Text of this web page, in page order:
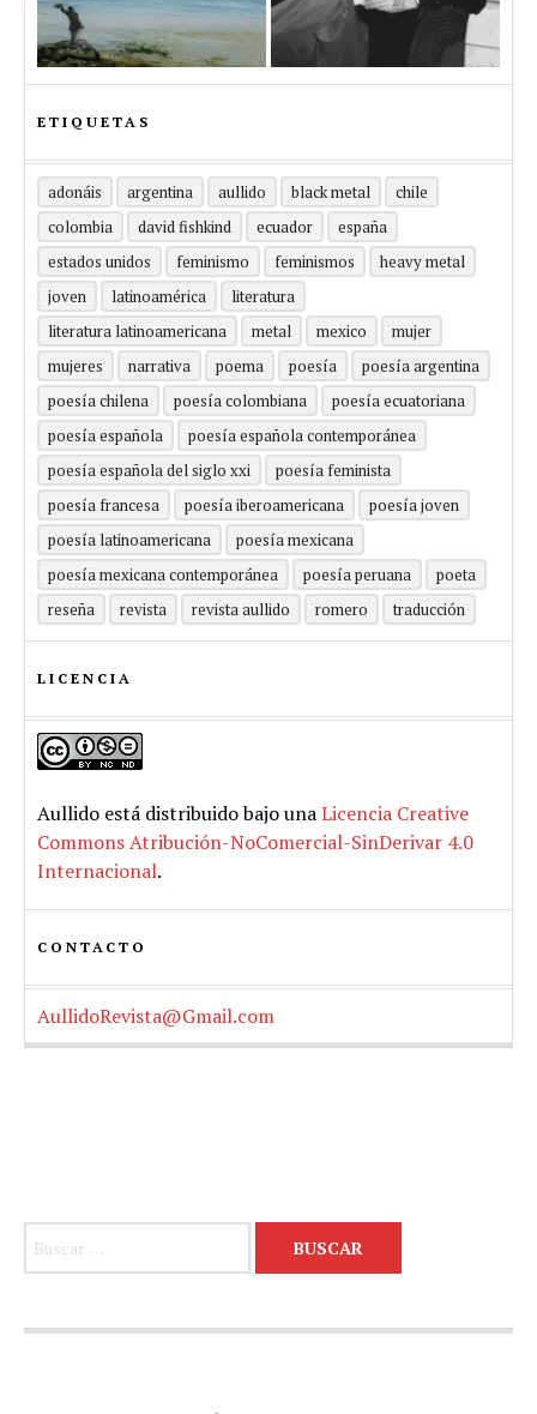
ETIQUETAS
adonáis argentina aullido black metal
chile
colombia
david fishkind ecuador
españa
estados unidos
feminismo feminismos
heavy metal
joven
latinoamérica
literatura
literatura latinoamericana
metal mexico
mujer
mujeres
narrativa poema poesía
poesía argentina
poesía chilena
poesía colombiana
poesía ecuatoriana
poesía española
poesía española contemporánea
poesía española del siglo xxi
poesía feminista
poesía francesa
poesía iberoamericana
poesía joven
poesía latinoamericana
poesía mexicana
poesía mexicana contemporánea
poesía peruana
poeta
reseña
revista revista aullido romero traducción
LICENCIA
Aullido está distribuido bajo unaLicencia Creative
Commons Atribución-NoComercial-SinDerivar 4.0
Internacional.
CONTACTO
AullidoRevista@Gmail.com